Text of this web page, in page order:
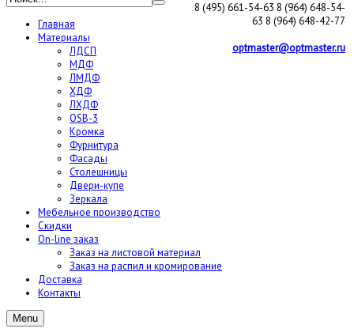
8 (495) 661-54-63 8 (964) 648-54-
63 8 (964) 648-42-77
optmaster@optmaster.ru
Главная
Материалы
ЛДСП
МДФ
ЛМДФ
ХДФ
ЛХДФ
OSB-3
Кромка
Фурнитура
Фасады
Столешницы
Двери-купе
Зеркала
Мебельное производство
Скидки
On-line заказ
Заказ на листовой материал
Заказ на распил и кромирование
Доставка
Контакты
Menu